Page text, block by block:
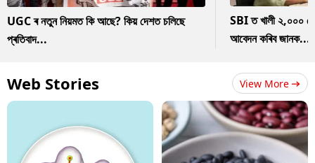
UGC ৰ নতুন নিয়মত কি আছে? কিয় দেশত চলিছে
প্ৰতিবাদ...
SBI ত খালী ২,০০০
আবেদন কৰিব জানক...
Web Stories View More